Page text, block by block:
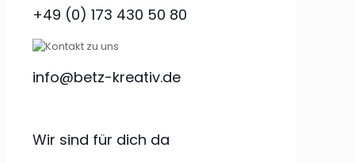
+49 (0) 173 430 50 80
info@betz-kreativ.de
Wir sind für dich da